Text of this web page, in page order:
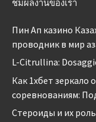
ชมผลงานของเรา
Пин Ап казино
проводник в мир
L-Citrullina:
Как 1хбет зеркало
соревнованиям:
Стероиды и их